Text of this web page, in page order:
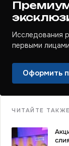
Исследования
первыми
Оформить
ЧИТАЙТЕ ТАКЖЕ